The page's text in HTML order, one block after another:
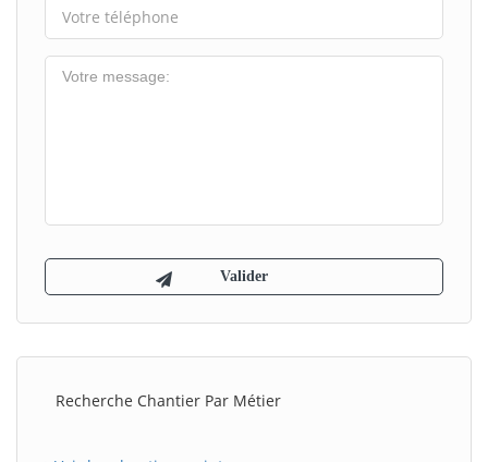
Recherche Chantier Par Métier